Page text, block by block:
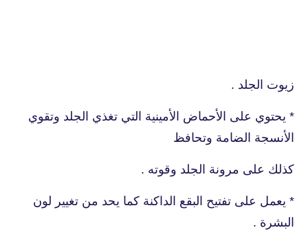
زيوت الجلد .
* يحتوي على الأحماض الأمينية التي تغذي الجلد وتقوي
الأنسجة الضامة وتحافظ
كذلك على مرونة الجلد وقوته .
* يعمل على تفتيح البقع الداكنة كما يحد من تغيير لون
البشرة .